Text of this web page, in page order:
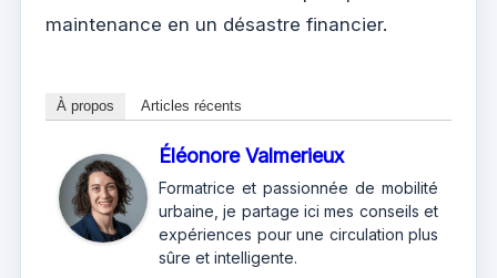
maintenance en un désastre financier.
À propos Articles récents
Éléonore Valmerieux
Formatrice et passionnée de mobilité
urbaine, je partage ici mes conseils et
expériences pour une circulation plus
sûre et intelligente.